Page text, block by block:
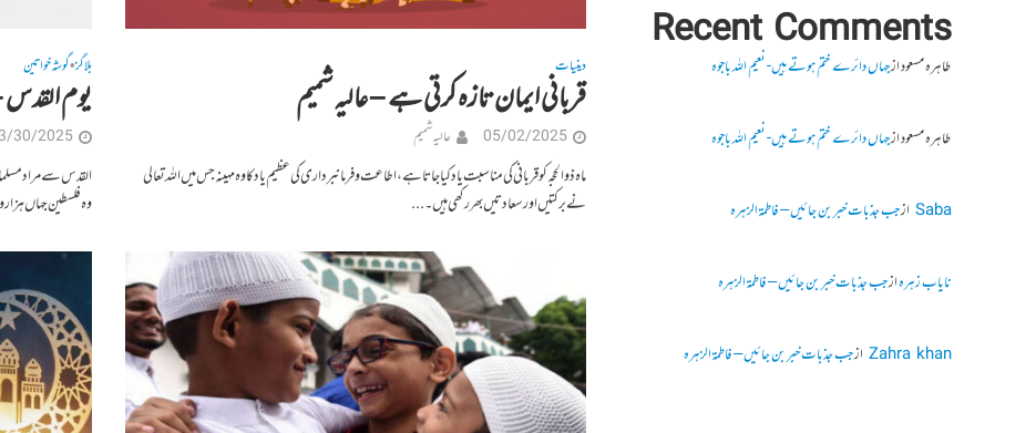
دینیات
قربانی ایمان تازہ کرتی ہے – عالیہ شمیم
05/02/2025 عالیہ شمیم
ماہ ذوالحجہ کو قربانی کی مناسبت یاد کیا جاتا ہے ، اطاعت و فرمانبرداری کی عظیم یاد کا وہ مہینہ جس میں اللہ تعالی
نے برکتیں اور سعادتیں بھر رکھی ہیں۔...
بلاگز•گوشہ خواتین
یوم القدس
30/2025
القدس سے مراد
وہ فلسطین جہاں
Recent Comments
طاہرہ مسعودازجہاں دائرے ختم ہوتے ہیں- نعیم اللہ باجوہ
طاہرہ مسعودازجہاں دائرے ختم ہوتے ہیں- نعیم اللہ باجوہ
Sabaازجب جذبات خبر بن جائیں – فاطمۃالزہرہ
نایاب زہرہازجب جذبات خبر بن جائیں – فاطمۃالزہرہ
Zahra khanازجب جذبات خبر بن جائیں – فاطمۃالزہرہ